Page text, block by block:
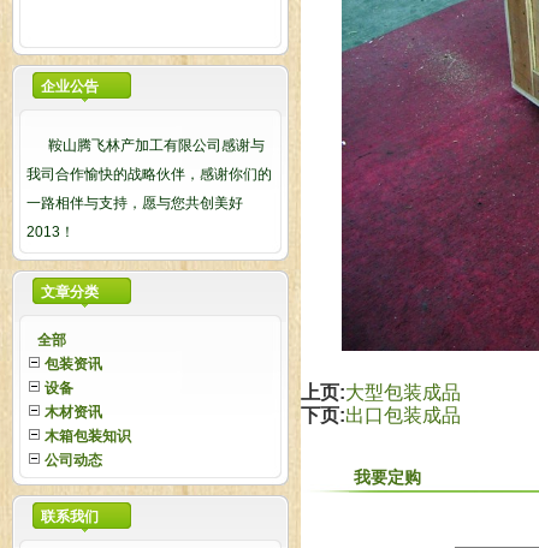
企业公告
鞍山腾飞林产加工有限公司感谢与
我司合作愉快的战略伙伴，感谢你们的
一路相伴与支持，愿与您共创美好
2013！
文章分类
全部
包装资讯
设备
木材资讯
木箱包装知识
公司动态
联系我们
上页:大型包装成品
下页:出口包装成品
我要定购